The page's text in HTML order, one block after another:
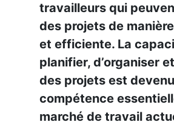
travailleurs qui
des projets de
et efficiente. La
planifier, d’organiser
des projets est
compétence
marché de travail